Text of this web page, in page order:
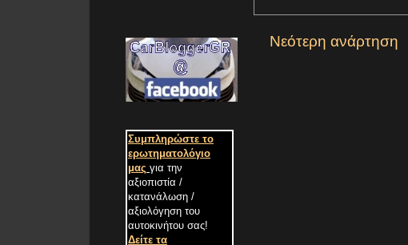
Νεότερη ανάρτηση
Συμπληρώστε το
ερωτηματολόγιο
μας για την
αξιοπιστία /
κατανάλωση /
αξιολόγηση του
αυτοκινήτου σας!
Δείτε τα